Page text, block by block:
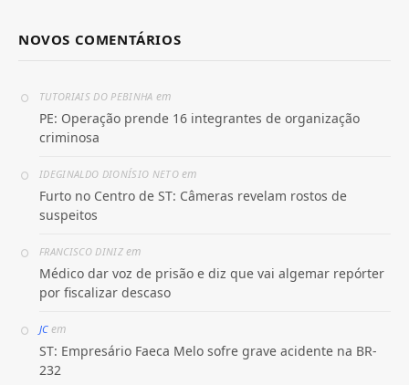
NOVOS COMENTÁRIOS
TUTORIAIS DO PEBINHA em
PE: Operação prende 16 integrantes de organização
criminosa
IDEGINALDO DIONÍSIO NETOem
Furto no Centro de ST: Câmeras revelam rostos de
suspeitos
FRANCISCO DINIZem
Médico dar voz de prisão e diz que vai algemar repórter
por fiscalizar descaso
JCem
ST: Empresário Faeca Melo sofre grave acidente na BR-
232